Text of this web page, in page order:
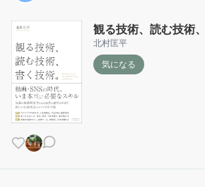
観る技術、読む技術
北村匡平
気になる